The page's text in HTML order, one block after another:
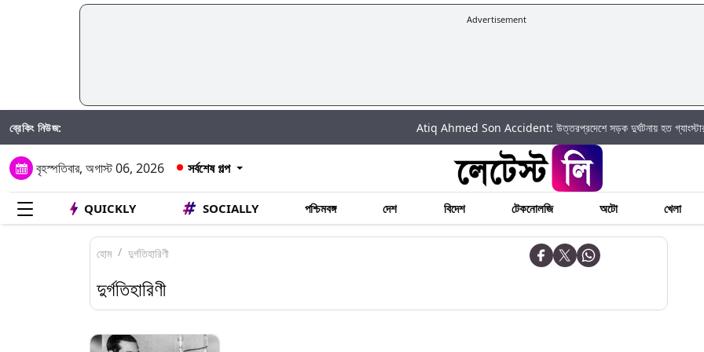
Advertisement
ব্রেকিং নিউজ: Atiq Ahmed Son Accident: উত্তরপ্রদেশে সড়ক দুর্ঘটনায় হত গ্যাংস্টার আতিক
বৃহস্পতিবার, অগাস্ট 06, 2026 সর্বশেষ গল্প
QUICKLY SOCIALLY পশ্চিমবঙ্গ দেশ বিদেশ টেকনোলজি অটো খেলা
হোম দুর্গতিহারিণী
দুর্গতিহারিণী